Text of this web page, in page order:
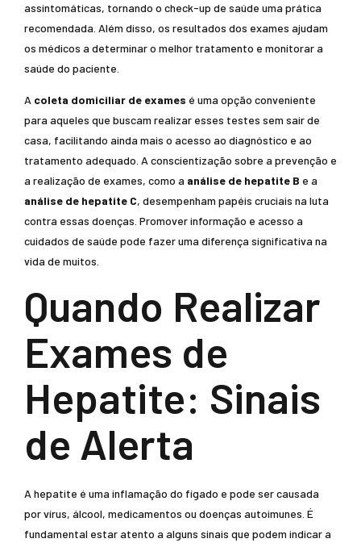
assintomáticas, tornando o check-up de saúde uma prática
recomendada. Além disso, os resultados dos exames ajudam
os médicos a determinar o melhor tratamento e monitorar a
saúde do paciente.
A coleta domiciliar de exames é uma opção conveniente
para aqueles que buscam realizar esses testes sem sair de
casa, facilitando ainda mais o acesso ao diagnóstico e ao
tratamento adequado. A conscientização sobre a prevenção e
a realização de exames, como a análise de hepatite B e a
análise de hepatite C, desempenham papéis cruciais na luta
contra essas doenças. Promover informação e acesso a
cuidados de saúde pode fazer uma diferença significativa na
vida de muitos.
Quando Realizar
Exames de
Hepatite: Sinais
de Alerta
A hepatite é uma inflamação do fígado e pode ser causada
por vírus, álcool, medicamentos ou doenças autoimunes. É
fundamental estar atento a alguns sinais que podem indicar a